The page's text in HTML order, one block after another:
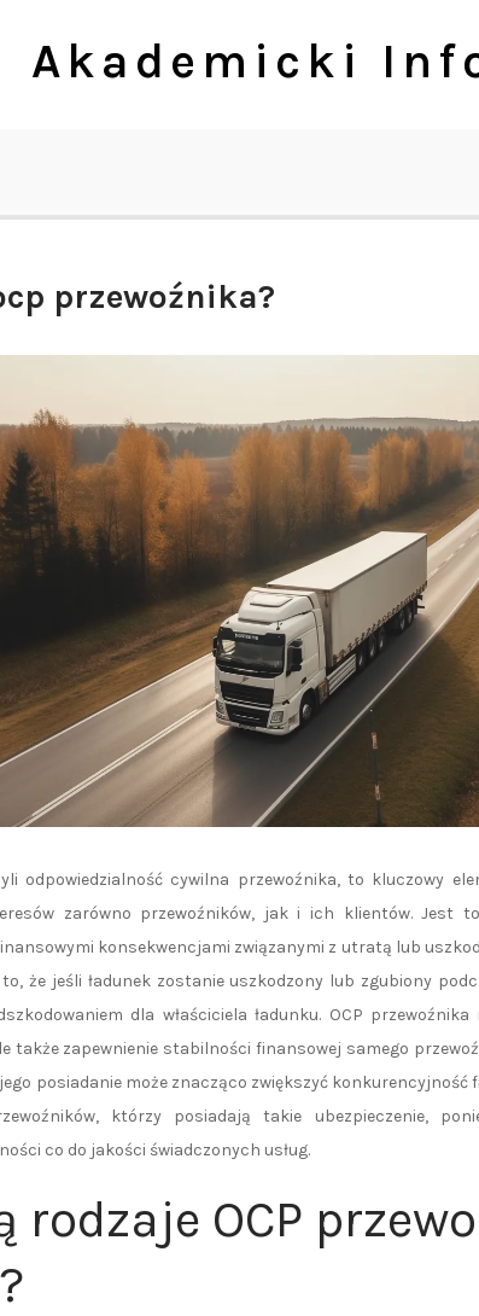
Akademicki
przewoźnika?
odpowiedzialność cywilna przewoźnika, to kluczowy
zarówno przewoźników, jak i ich klientów. Jest
konsekwencjami związanymi z utratą lub
że jeśli ładunek zostanie uszkodzony lub zgubiony
dla właściciela ładunku. OCP
także zapewnienie stabilności finansowej samego
posiadanie może znacząco zwiększyć
którzy posiadają takie ubezpieczenie,
co do jakości świadczonych usług.
rodzaje OCP